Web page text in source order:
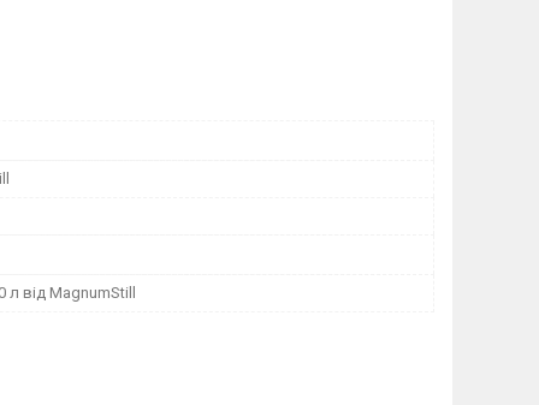
л від MagnumStill